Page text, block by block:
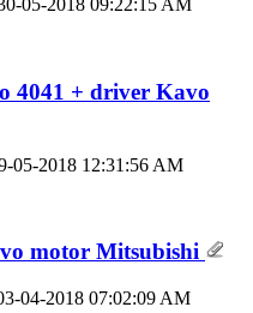
05-2018 09:22:15 AM
4041 + driver Kavo
05-2018 12:31:56 AM
motor Mitsubishi
04-2018 07:02:09 AM